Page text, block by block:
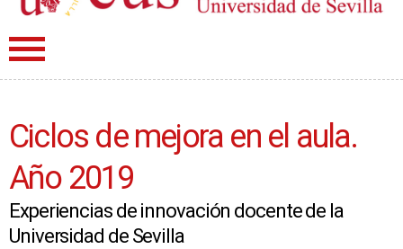
Ciclos de mejora en el aula.
Año 2019
Experiencias de innovación docente de la
Universidad de Sevilla